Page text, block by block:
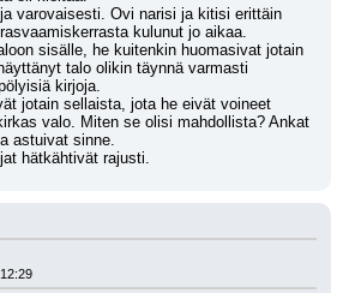
varovaisesti. Ovi narisi ja kitisi erittäin
kulunut jo aikaa.
sisälle, he kuitenkin huomasivat jotain
talo olikin täynnä varmasti
kirjoja.
jotain sellaista, jota he eivät voineet
valo. Miten se olisi mahdollista? Ankat
astuivat sinne.
hätkähtivät rajusti.